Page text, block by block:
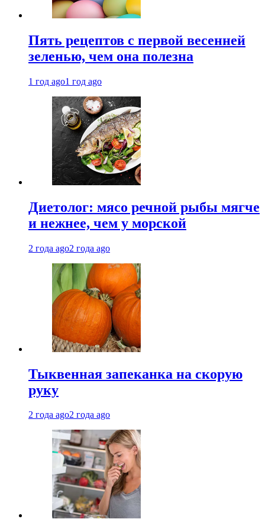
Пять рецептов с первой весенней
зеленью, чем она полезна
1 год ago1 год ago
Диетолог: мясо речной рыбы мягче
и нежнее, чем у морской
2 года ago2 года ago
Тыквенная запеканка на скорую
руку
2 года ago2 года ago